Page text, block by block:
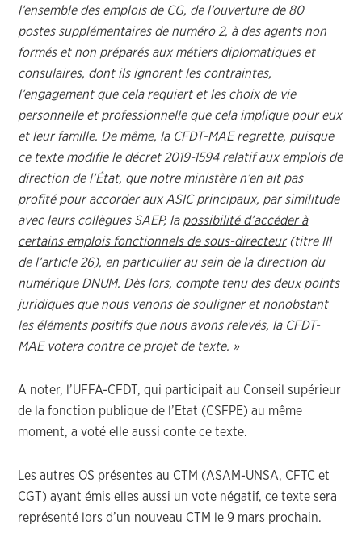
l’ensemble des emplois de CG, de l’ouverture de 80
postes supplémentaires de numéro 2, à des agents non
formés et non préparés aux métiers diplomatiques et
consulaires, dont ils ignorent les contraintes,
l’engagement que cela requiert et les choix de vie
personnelle et professionnelle que cela implique pour eux
et leur famille. De même, la CFDT-MAE regrette, puisque
ce texte modifie le décret 2019-1594 relatif aux emplois de
direction de l’État, que notre ministère n’en ait pas
profité pour accorder aux ASIC principaux, par similitude
avec leurs collègues SAEP, la possibilité d’accéder à
certains emplois fonctionnels de sous-directeur(titre III
de l’article 26), en particulier au sein de la direction du
numérique DNUM. Dès lors, compte tenu des deux points
juridiques que nous venons de souligner et nonobstant
les éléments positifs que nous avons relevés, la CFDT-
MAE votera contre ce projet de texte. »
A noter, l’UFFA-CFDT, qui participait au Conseil supérieur
de la fonction publique de l’Etat (CSFPE) au même
moment, a voté elle aussi conte ce texte.
Les autres OS présentes au CTM (ASAM-UNSA, CFTC et
CGT) ayant émis elles aussi un vote négatif, ce texte sera
représenté lors d’un nouveau CTM le 9 mars prochain.